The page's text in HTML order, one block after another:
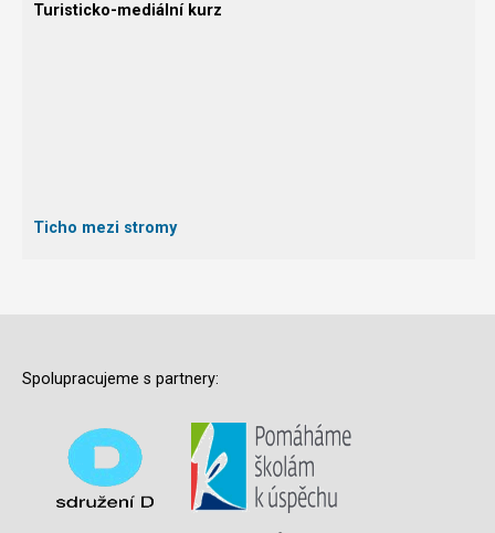
Turisticko-mediální kurz
Ticho mezi stromy
Spolupracujeme s partnery: